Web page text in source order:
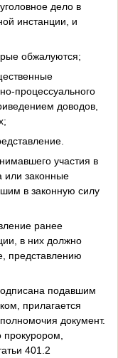
дело в
инстанции, и
обжалуются;
процессуального
доводов,
участия в
или законные
в законную силу
ранее
в них должно
представлению
подавшим
прилагается
документ.
прокурором,
401.2